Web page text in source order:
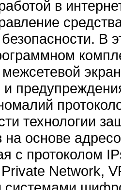
в
В
технологии
на основе
с протоколом
Private Network,